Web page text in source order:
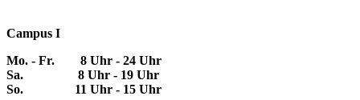
Campus I
Mo. - Fr. 8 Uhr - 24 Uhr
Sa. 8 Uhr - 19 Uhr
So. 11 Uhr - 15 Uhr